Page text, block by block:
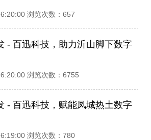
浏览次数：657
- 百迅科技，助力沂山脚下数字
浏览次数：6755
- 百迅科技，赋能凤城热土数字
浏览次数：780